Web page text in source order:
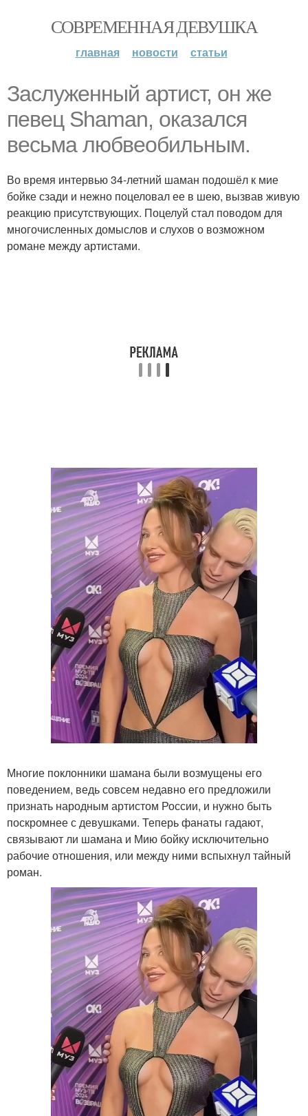
СОВРЕМЕННАЯ ДЕВУШКА
главная новости статьи
Заслуженный артист, он же
певец Shaman, оказался
весьма любвеобильным.
Во время интервью 34-летний шаман подошёл к мие
бойке сзади и нежно поцеловал ее в шею, вызвав живую
реакцию присутствующих. Поцелуй стал поводом для
многочисленных домыслов и слухов о возможном
романе между артистами.
Многие поклонники шамана были возмущены его
поведением, ведь совсем недавно его предложили
признать народным артистом России, и нужно быть
поскромнее с девушками. Теперь фанаты гадают,
связывают ли шамана и Мию бойку исключительно
рабочие отношения, или между ними вспыхнул тайный
роман.